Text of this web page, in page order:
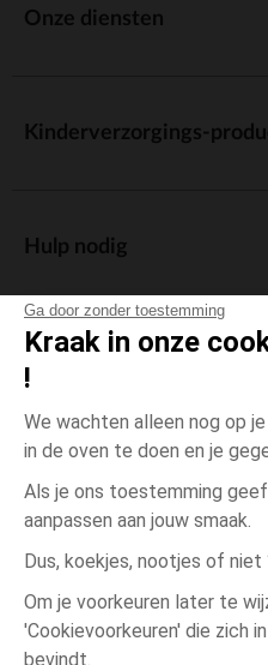
Ga door zonder toestemming
Kraak in onze
!
We wachten alleen nog op
in de oven te doen en je
Als je ons toestemming
aanpassen aan jouw smaak.
Dus, koekjes, nootjes of niet
Om je voorkeuren later te
'Cookievoorkeuren' die zich
bevindt.
Wit Wit
Onze diensten
Kinderverzorgings-
Hulp nodig
Algemene
Wettelijke